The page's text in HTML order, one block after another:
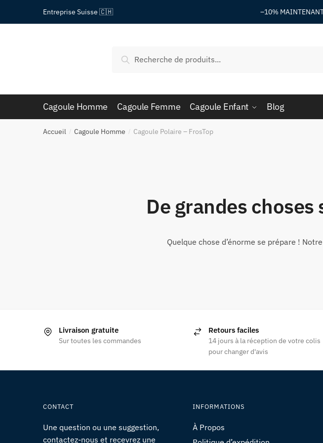
Entreprise Suisse 🇨🇭 –10%
pour :
Recherche
Cagoule Homme Cagoule Femme Cagoule Enfant Blog
Accueil / Cagoule Homme / Cagoule Polaire – FrosTop
De grandes
Quelque chose d’énorme se prépare !
Livraison gratuite
Sur toutes les commandes
Retours faciles
14 jours à la réception de votre colis
pour changer d'avis
CONTACT
Une question ou une suggestion,
contactez-nous et recevrez une
INFORMATIONS
À Propos